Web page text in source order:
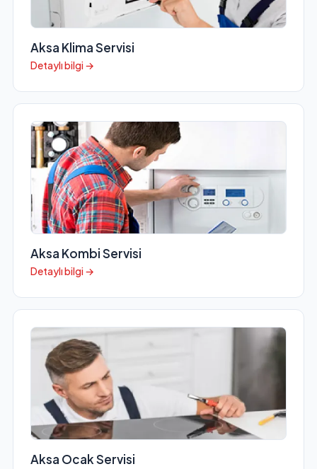
Aksa Klima Servisi
Detaylı bilgi →
Aksa Kombi Servisi
Detaylı bilgi →
Aksa Ocak Servisi